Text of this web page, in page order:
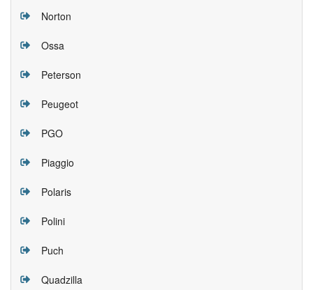
Norton
Ossa
Peterson
Peugeot
PGO
Piaggio
Polaris
Polini
Puch
Quadzilla